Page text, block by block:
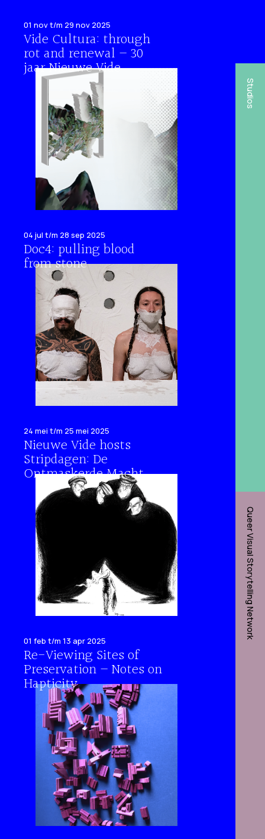
01 nov t/m 29 nov 2025
Vide Cultura: through
rot and renewal – 30
jaar Nieuwe Vide
04 jul t/m 28 sep 2025
Doc4: pulling blood
from stone
24 mei t/m 25 mei 2025
Nieuwe Vide hosts
Stripdagen: De
Ontmaskerde Macht
01 feb t/m 13 apr 2025
Re-Viewing Sites of
Preservation – Notes on
Hapticity
Studios
Queer Visual Storytelling Network